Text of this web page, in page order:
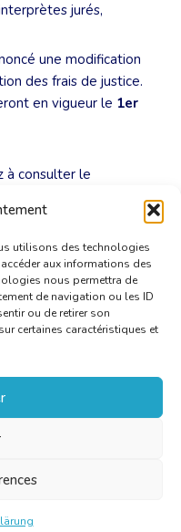
utilisons des technologies
aux informations des
nous permettra de
de navigation ou les ID
ou de retirer son
certaines caractéristiques et
jurés,
une modification
des frais de justice.
en vigueur le 1er
à consulter le